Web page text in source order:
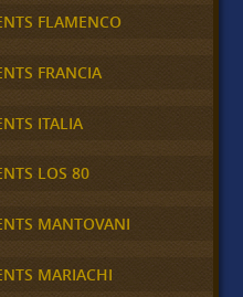
FLAMENCO
FRANCIA
ITALIA
LOS 80
MANTOVANI
MARIACHI